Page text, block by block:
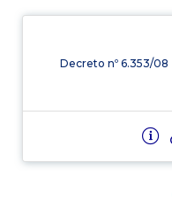
Decreto nº 6.353/08